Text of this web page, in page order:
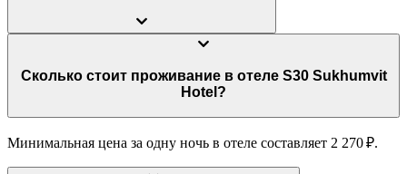
Сколько стоит проживание в отеле S30 Sukhumvit
Hotel?
Минимальная цена за одну ночь в отеле составляет 2 270 ₽.